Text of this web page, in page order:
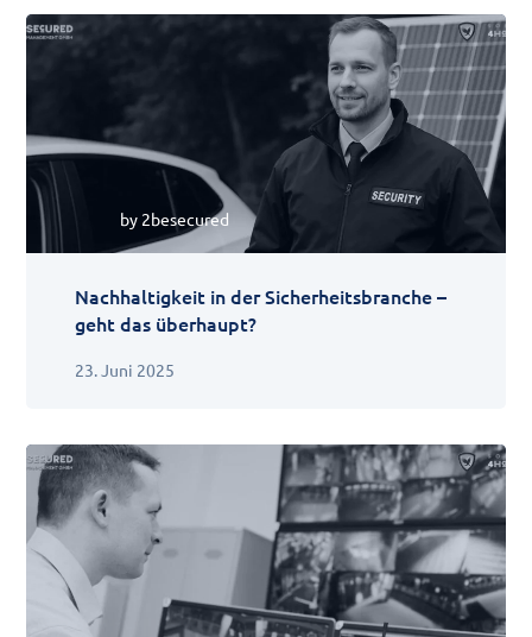
by 2besecured
23. Juni 2025
Nachhaltigkeit in der Sicherheitsbranche –
geht das überhaupt?